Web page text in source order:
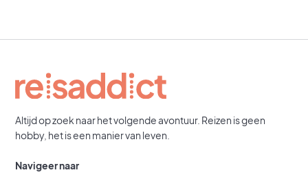
Altijd op zoek naar het volgende avontuur. Reizen is geen
hobby, het is een manier van leven.
Navigeer naar